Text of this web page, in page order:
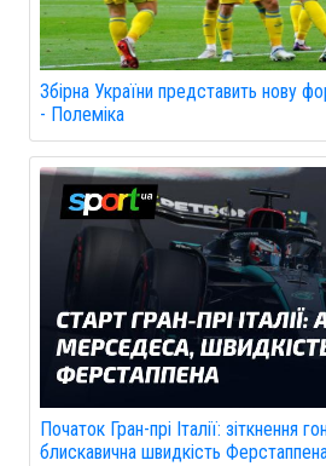
Збірна України представить нову
- Полеміка
Початок Гран-прі Італії: зіткнення
блискавична швидкість